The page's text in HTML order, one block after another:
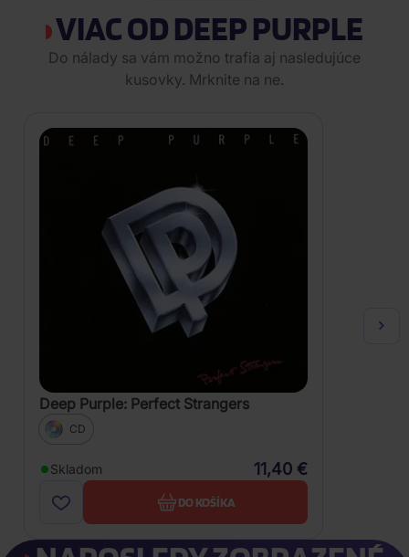
VIAC OD DEEP PURPLE
Do nálady sa vám možno trafia aj nasledujúce
kusovky. Mrknite na ne.
Deep Purple: Perfect Strangers
CD
Skladom 11,40 €
DO KOŠÍKA